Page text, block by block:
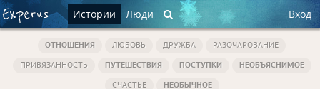
Истории Люди Вход
ОТНОШЕНИЯ ЛЮБОВЬ ДРУЖБА
РАЗОЧАРОВАНИЕ
ПРИВЯЗАННОСТЬ
ПУТЕШЕСТВИЯ ПОСТУПКИ
НЕОБЪЯСНИМОЕ
СЧАСТЬЕ
НЕОБЫЧНОЕ